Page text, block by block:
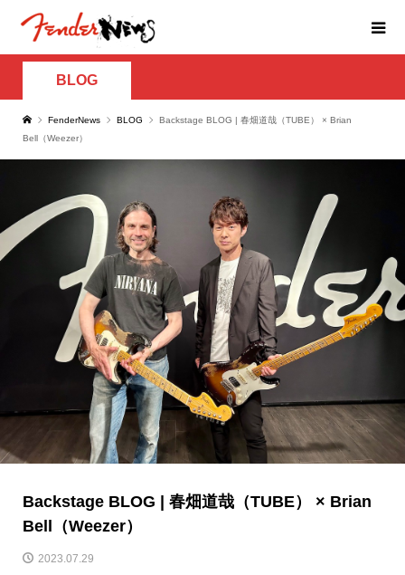
BLOG
FenderNews BLOG
Backstage BLOG | 春畑道哉（TUBE） × Brian
Bell（Weezer）
Backstage BLOG | 春畑道哉（TUBE） × Brian
Bell（Weezer）
2023.07.29